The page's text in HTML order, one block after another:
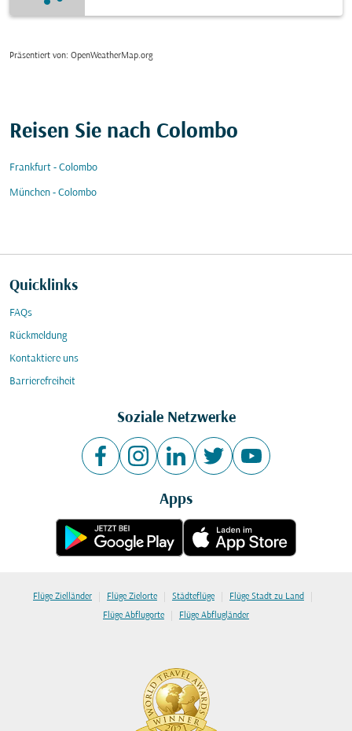
Präsentiert von: OpenWeatherMap.org
Reisen Sie nach Colombo
Frankfurt - Colombo
München - Colombo
Quicklinks
FAQs
Rückmeldung
Kontaktiere uns
Barrierefreiheit
Soziale Netzwerke
Apps
Flüge Zielländer | Flüge Zielorte | Städteflüge | Flüge Stadt zu Land |
Flüge Abflugorte | Flüge Abflugländer